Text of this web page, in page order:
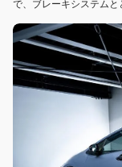
で、ブレーキシステムと